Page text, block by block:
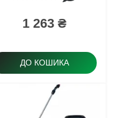
1 263 ₴
ДО КОШИКА